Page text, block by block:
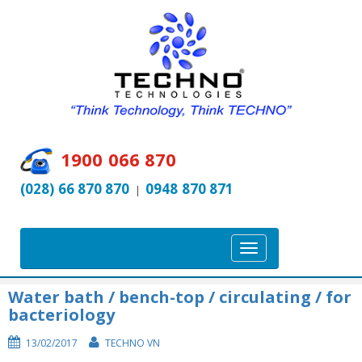
1900 066 870
(028) 66 870 870 | 0948 870 871
T
o
g
Water bath / bench-top / circulating / for
bacteriology
13/02/2017 TECHNO VN